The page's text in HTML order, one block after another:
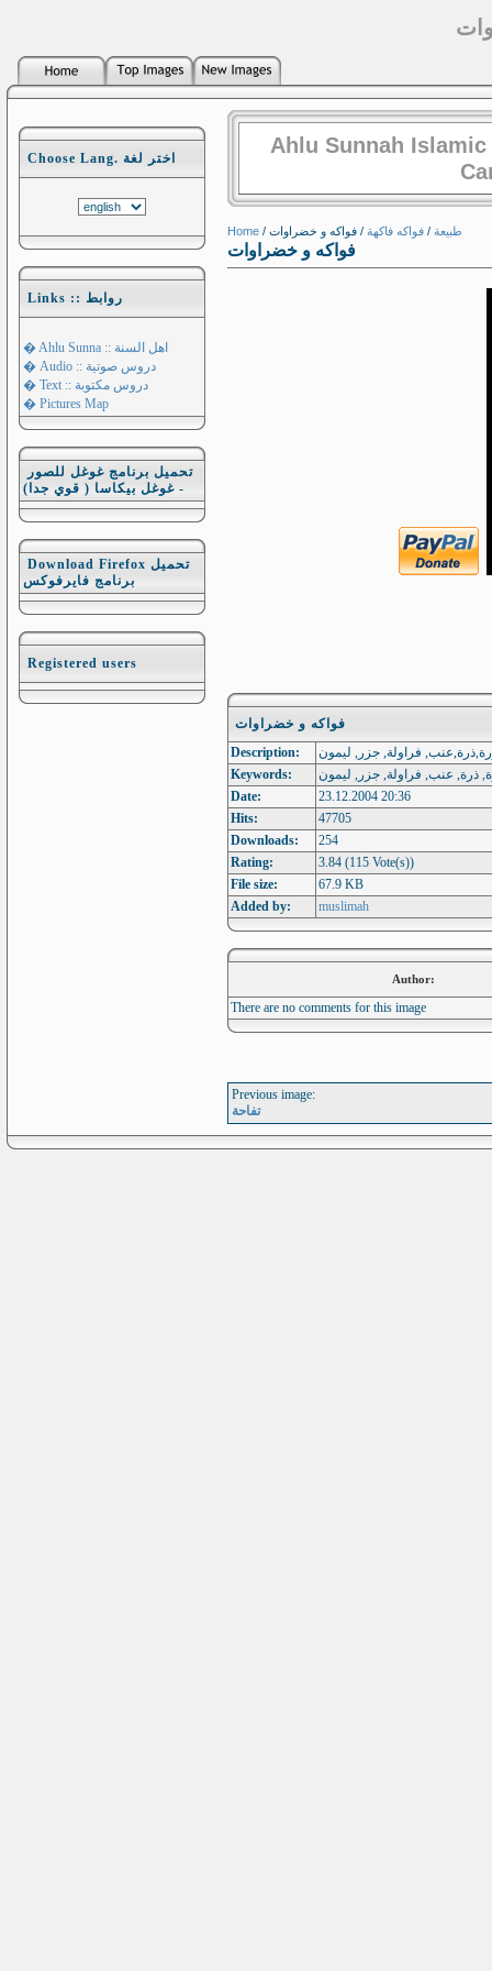
Choose Lang. اختر لغة
Links :: روابط
� Ahlu Sunna :: اهل السنة
� Audio :: دروس صوتية
� Text :: دروس مكتوبة
� Pictures Map
تحميل برنامج غوغل للصور
- غوغل بيكاسا ( قوي جدا)
Download Firefox تحميل
برنامج فايرفوكس
Registered users
Ahlu Sunnah
Home / طبيعة / فواكه فاكهة / فواكه و خضراوات
فواكه و خضراوات
فواكه و خضراوات
Description:
Keywords:
Date:
23.12.2004 20:36
Hits:
47705
Downloads:
254
Rating:
3.84 (115 Vote(s))
File size:
67.9 KB
Added by:
muslimah
Author:
There are no comments for this image
Previous image:
تفاحة